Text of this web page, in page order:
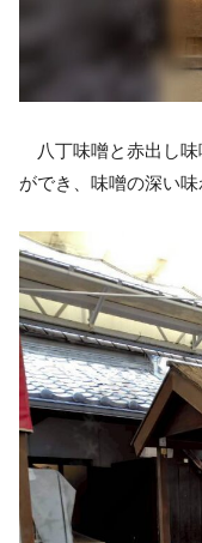
八丁味噌と赤出し味
ができ、味噌の深い